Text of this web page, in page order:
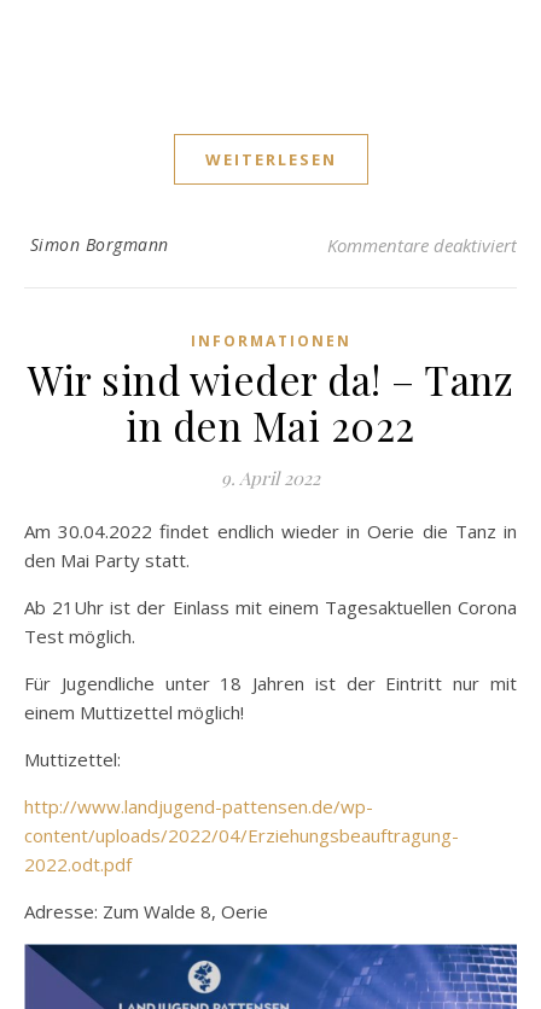
WEITERLESEN
Simon Borgmann Kommentare deaktiviert
INFORMATIONEN
Wir sind wieder da! – Tanz
in den Mai 2022
9. April 2022
Am 30.04.2022 findet endlich wieder in Oerie die Tanz in
den Mai Party statt.
Ab 21Uhr ist der Einlass mit einem Tagesaktuellen Corona
Test möglich.
Für Jugendliche unter 18 Jahren ist der Eintritt nur mit
einem Muttizettel möglich!
Muttizettel:
http://www.landjugend-pattensen.de/wp-
content/uploads/2022/04/Erziehungsbeauftragung-
2022.odt.pdf
Adresse: Zum Walde 8, Oerie